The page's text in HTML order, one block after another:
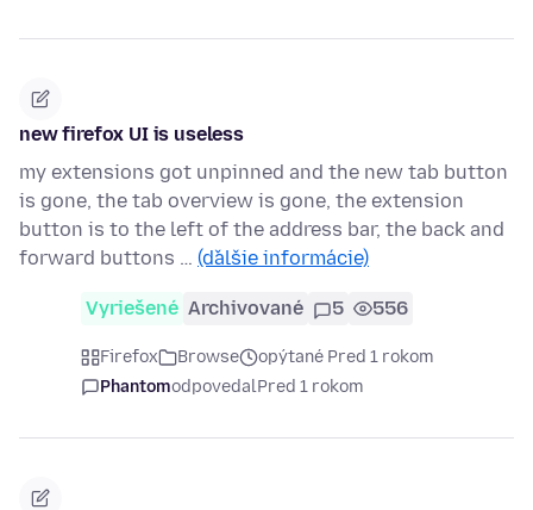
new firefox UI is useless
my extensions got unpinned and the new tab button
is gone, the tab overview is gone, the extension
button is to the left of the address bar, the back and
forward buttons … (ďalšie informácie)
Vyriešené Archivované 5 556
Firefox Browse
opýtané Pred 1 rokom
PhantomodpovedalPred 1 rokom